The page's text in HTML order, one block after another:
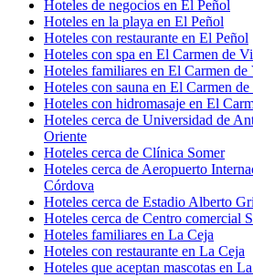
Hoteles de negocios en El Peñol
Hoteles en la playa en El Peñol
Hoteles con restaurante en El Peñol
Hoteles con spa en El Carmen de
Hoteles familiares en El Carmen de
Hoteles con sauna en El Carmen
Hoteles con hidromasaje en El
Hoteles cerca de Universidad de
Oriente
Hoteles cerca de Clínica Somer
Hoteles cerca de Aeropuerto
Córdova
Hoteles cerca de Estadio Alberto
Hoteles cerca de Centro comercial
Hoteles familiares en La Ceja
Hoteles con restaurante en La Ceja
Hoteles que aceptan mascotas en